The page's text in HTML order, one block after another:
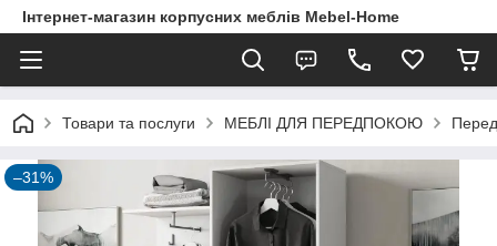
Інтернет-магазин корпусних меблів Mebel-Home
Товари та послуги МЕБЛІ ДЛЯ ПЕРЕДПОКОЮ
–31%